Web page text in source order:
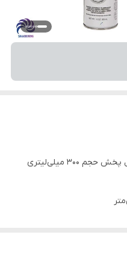
300 میلی‌لیتری
چوب، فلز، سنگ و شیشه - دارای قوطی